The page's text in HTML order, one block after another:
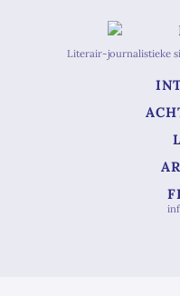
Literair-journalistieke